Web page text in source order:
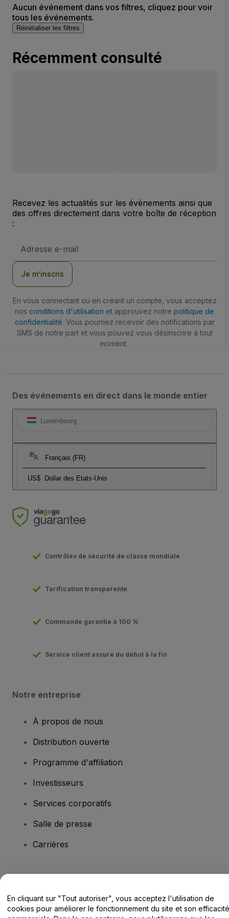
Aucun événement dans vos filtres, cliquez pour voir
tous les événements.
Réinitialiser les filtres
Récemment consulté
Recevez les actualités sur les événements ainsi que
des offres directement dans votre boîte de réception
:
e-
Je m’inscris
En vous connectant ou en créant un compte, vous acceptez
nos conditions d'utilisation et approuvez notre politique de
confidentialité. Vous pourriez recevoir des notifications par
SMS de notre part et vous pouvez vous désinscrire à tout
moment.
Des événements en direct dans le monde entier
Luxembourg
Français (FR)
US$ Dollar des Etats-Unis
Contrôles de sécurité de classe mondiale
Tarification transparente
Commande garantie à 100 %
Service client assuré du début à la fin
Notre entreprise
À propos de nous
Distribution ouverte
Programme d'affiliation
Investisseurs
Services corporatifs
Salle de presse
Carrières
Centre d'assistance / Nous contacter
En cliquant sur "Tout autoriser", vous acceptez l'utilisation de
cookies pour améliorer le fonctionnement du site et son efficacité